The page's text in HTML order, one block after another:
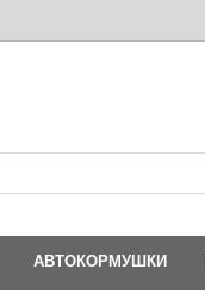
АВТОКОРМУШКИ